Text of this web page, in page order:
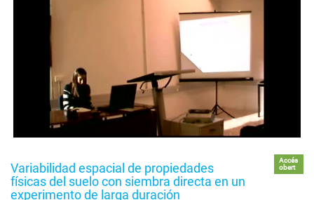
Variabilidad espacial de propiedades
físicas del suelo con siembra directa en un
experimento de larga duración
Accés
obert